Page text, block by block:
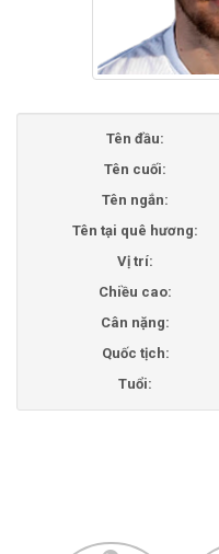
Tên đầu:
Tên cuối:
Tên ngắn:
Tên tại quê hương:
Vị trí:
Chiều cao:
Cân nặng:
Quốc tịch:
Tuổi: